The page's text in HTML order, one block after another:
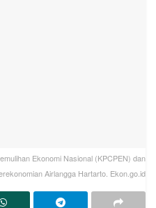
Ekonomi Nasional (KPCPEN) dan
Airlangga Hartarto. Ekon.go.id